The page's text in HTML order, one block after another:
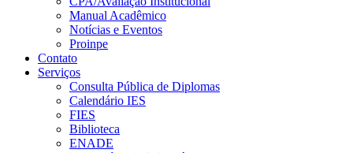
Manual Acadêmico
Notícias e Eventos
Proinpe
Contato
Serviços
Consulta Pública de Diplomas
Calendário IES
FIES
Biblioteca
ENADE